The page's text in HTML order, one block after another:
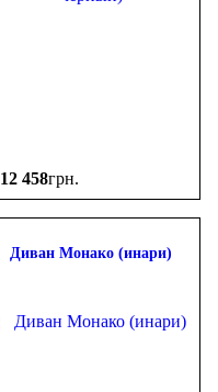
12 458грн.
Диван Монако (инари)